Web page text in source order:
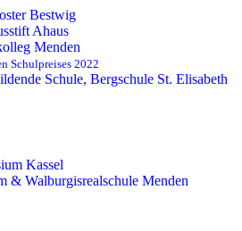
Bestwig
Ahaus
Menden
Schulpreises 2022
Schule, Bergschule St. Elisabeth
Kassel
& Walburgisrealschule Menden